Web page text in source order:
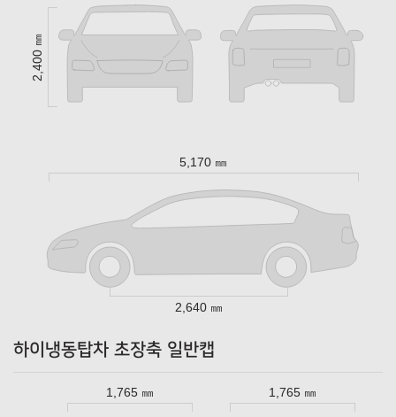
2,400 ㎜
5,170 ㎜
2,640 ㎜
하이냉동탑차 초장축 일반캡
1,765 ㎜ 1,765 ㎜